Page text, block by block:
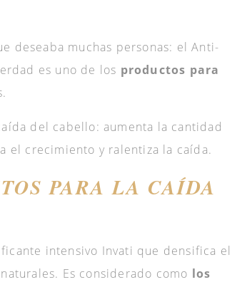
deseaba muchas personas: el Anti-
es uno de los productos para
del cabello: aumenta la cantidad
el crecimiento y ralentiza la caída.
PARA LA CAÍDA
intensivo Invati que densifica el
Es considerado como los